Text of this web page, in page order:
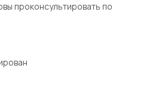
проконсультировать по